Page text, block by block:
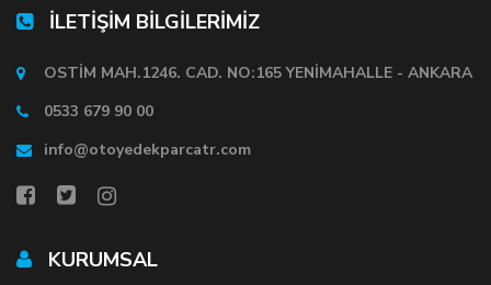
İLETİŞİM BİLGİLERİMİZ
OSTİM MAH.1246. CAD. NO:165 YENİMAHALLE - ANKARA
0533 679 90 00
info@otoyedekparcatr.com
KURUMSAL